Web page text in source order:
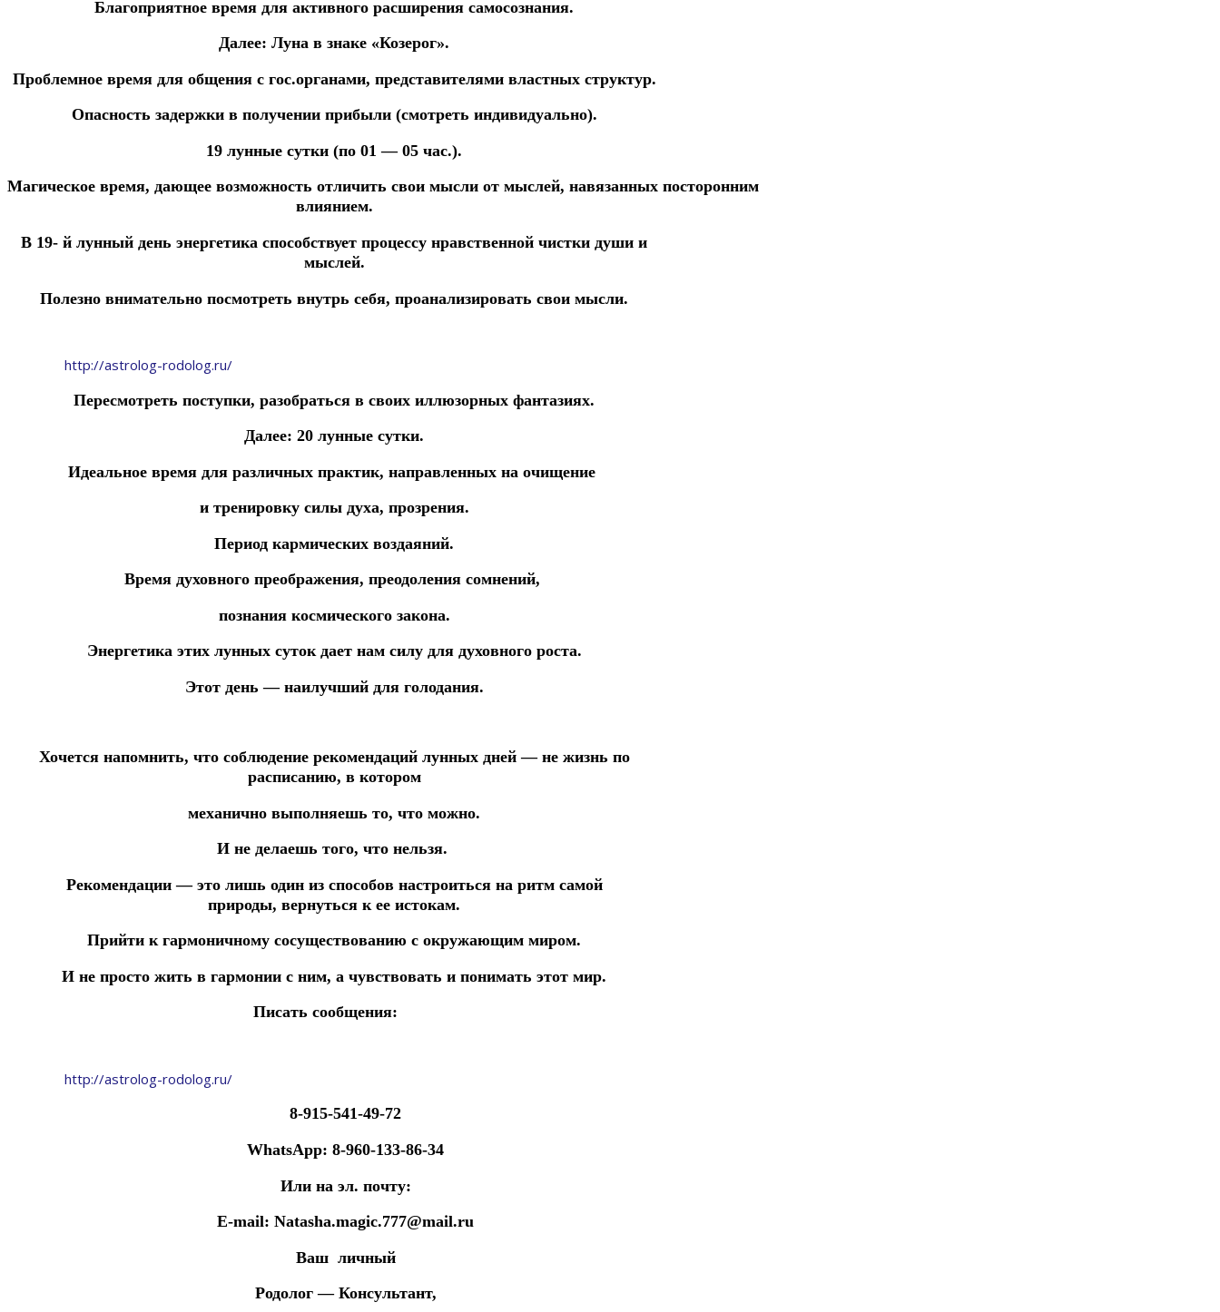
Благоприятное время для активного расширения самосознания.
Далее: Луна в знаке «Козерог».
Проблемное время для общения с гос.органами, представителями властных структур.
Опасность задержки в получении прибыли(смотреть индивидуально).
19 лунные сутки (по 01 — 05 час.).
Магическое время, дающее возможность отличить свои мысли от мыслей, навязанных посторонним
влиянием.
В 19- й лунный день энергетика способствует процессу нравственной чистки души и
мыслей.
Полезно внимательно посмотреть внутрь себя, проанализировать свои мысли.
http://astrolog-rodolog.ru/
Пересмотреть поступки, разобраться в своих иллюзорных фантазиях.
Далее: 20 лунные сутки.
Идеальное время для различных практик, направленных на очищение
и тренировку силы духа, прозрения.
Период кармических воздаяний.
Время духовного преображения, преодоления сомнений,
познания космического закона.
Энергетика этих лунных суток дает нам силу для духовного роста.
Этот день — наилучший для голодания.
Хочется напомнить, что соблюдение рекомендаций лунных дней — не жизнь по
расписанию, в котором
механично выполняешь то, что можно.
И не делаешь того, что нельзя.
Рекомендации — это лишь один из способов настроиться на ритм самой
природы, вернуться к ее истокам.
Прийти к гармоничному сосуществованию с окружающим миром.
И не просто жить в гармонии с ним, а чувствовать и понимать этот мир.
Писать сообщения:
http://astrolog-rodolog.ru/
8-915-541-49-72
WhatsApp: 8-960-133-86-34
Или на эл. почту:
E-mail: Natasha.magic.777@mail.ru
Ваш личный
Родолог — Консультант,